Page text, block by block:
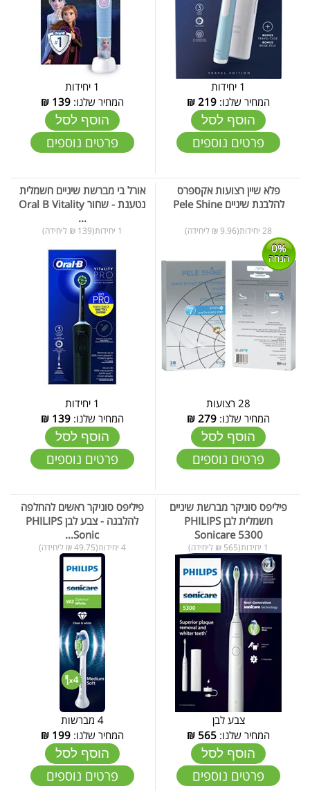
1 יחידות
המחיר שלנו: 219
₪
הוסף לסל
פרטים נוספים
1 יחידות
המחיר שלנו:139
₪
הוסף לסל
פרטים נוספים
פלא שיין רצועות אקספרס
להלבנת שיניים Pele Shine
28 יחידות(9.96 ₪ ליחידה)
0%
הנחה
28 רצועות
המחיר שלנו: 279
₪
הוסף לסל
פרטים נוספים
אורל בי מברשת שיניים חשמלית
נטענת - שחור Oral B Vitality
...
1 יחידות(139 ₪ ליחידה)
1 יחידות
המחיר שלנו:139
₪
הוסף לסל
פרטים נוספים
פיליפס סוניקר מברשת שיניים
חשמלית לבן PHILIPS
Sonicare 5300
1 יחידות(565 ₪ ליחידה)
צבע לבן
המחיר שלנו: 565
₪
הוסף לסל
פרטים נוספים
פיליפס סוניקר ראשים להחלפה
להלבנה - צבע לבן PHILIPS
Sonic...
4 יחידות(49.75 ₪ ליחידה)
4 מברשות
המחיר שלנו:199
₪
הוסף לסל
פרטים נוספים